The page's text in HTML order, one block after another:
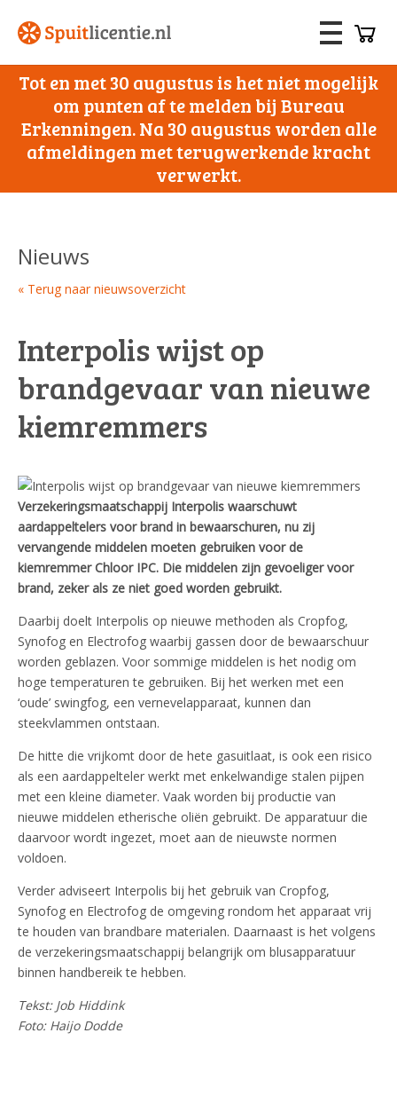
Tot en met 30 augustus is het niet mogelijk
om punten af te melden bij Bureau
Erkenningen. Na 30 augustus worden alle
afmeldingen met terugwerkende kracht
verwerkt.
Nieuws
« Terug naar nieuwsoverzicht
Interpolis wijst op
brandgevaar van nieuwe
kiemremmers
Verzekeringsmaatschappij Interpolis waarschuwt
aardappeltelers voor brand in bewaarschuren, nu zij
vervangende middelen moeten gebruiken voor de
kiemremmer Chloor IPC. Die middelen zijn gevoeliger voor
brand, zeker als ze niet goed worden gebruikt.
Daarbij doelt Interpolis op nieuwe methoden als Cropfog,
Synofog en Electrofog waarbij gassen door de bewaarschuur
worden geblazen. Voor sommige middelen is het nodig om
hoge temperaturen te gebruiken. Bij het werken met een
‘oude’ swingfog, een vernevelapparaat, kunnen dan
steekvlammen ontstaan.
De hitte die vrijkomt door de hete gasuitlaat, is ook een risico
als een aardappelteler werkt met enkelwandige stalen pijpen
met een kleine diameter. Vaak worden bij productie van
nieuwe middelen etherische oliën gebruikt. De apparatuur die
daarvoor wordt ingezet, moet aan de nieuwste normen
voldoen.
Verder adviseert Interpolis bij het gebruik van Cropfog,
Synofog en Electrofog de omgeving rondom het apparaat vrij
te houden van brandbare materialen. Daarnaast is het volgens
de verzekeringsmaatschappij belangrijk om blusapparatuur
binnen handbereik te hebben.
Tekst: Job Hiddink
Foto: Haijo Dodde